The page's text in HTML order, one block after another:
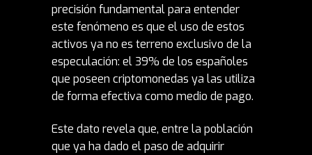
precisión fundamental para entender
este fenómeno es que el uso de estos
activos ya no es terreno exclusivo de la
especulación: el 39% de los españoles
que poseen criptomonedas ya las utiliza
de forma efectiva como medio de pago.
Este dato revela que, entre la población
que ya ha dado el paso de adquirir